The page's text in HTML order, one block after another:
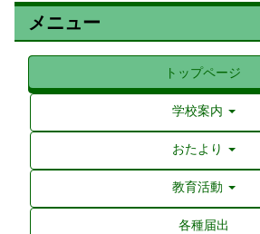
メニュー
トップページ
学校案内
おたより
教育活動
各種届出